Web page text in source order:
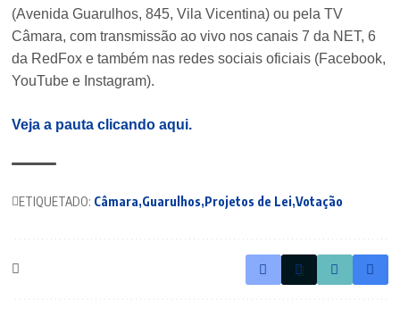
(Avenida Guarulhos, 845, Vila Vicentina) ou pela TV
Câmara, com transmissão ao vivo nos canais 7 da NET, 6
da RedFox e também nas redes sociais oficiais (Facebook,
YouTube e Instagram).
Veja a pauta clicando aqui.
ETIQUETADO: Câmara Guarulhos Projetos de Lei Votação